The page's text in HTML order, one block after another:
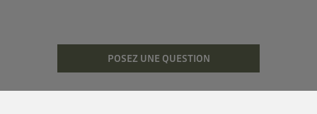
POSEZ UNE QUESTION